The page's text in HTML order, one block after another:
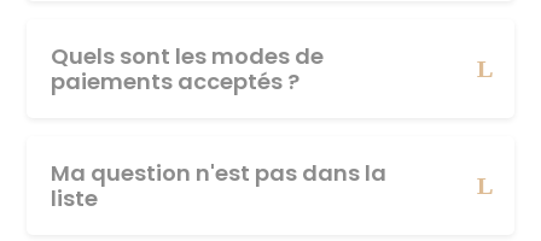
Quels sont les modes de
paiements acceptés ?
Ma question n'est pas dans la
liste